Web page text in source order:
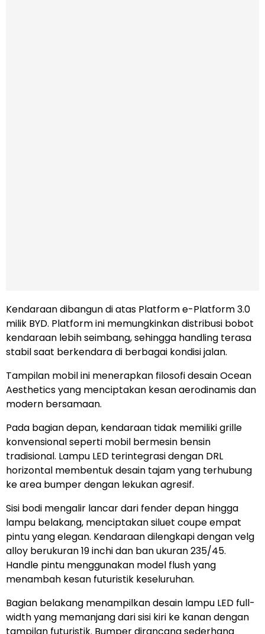
Kendaraan dibangun di atas Platform e-Platform 3.0
milik BYD. Platform ini memungkinkan distribusi bobot
kendaraan lebih seimbang, sehingga handling terasa
stabil saat berkendara di berbagai kondisi jalan.
Tampilan mobil ini menerapkan filosofi desain Ocean
Aesthetics yang menciptakan kesan aerodinamis dan
modern bersamaan.
Pada bagian depan, kendaraan tidak memiliki grille
konvensional seperti mobil bermesin bensin
tradisional. Lampu LED terintegrasi dengan DRL
horizontal membentuk desain tajam yang terhubung
ke area bumper dengan lekukan agresif.
Sisi bodi mengalir lancar dari fender depan hingga
lampu belakang, menciptakan siluet coupe empat
pintu yang elegan. Kendaraan dilengkapi dengan velg
alloy berukuran 19 inchi dan ban ukuran 235/45.
Handle pintu menggunakan model flush yang
menambah kesan futuristik keseluruhan.
Bagian belakang menampilkan desain lampu LED full-
width yang memanjang dari sisi kiri ke kanan dengan